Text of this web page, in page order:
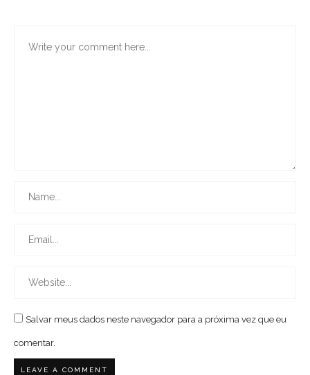
Salvar meus dados neste navegador para a próxima vez que eu
comentar.